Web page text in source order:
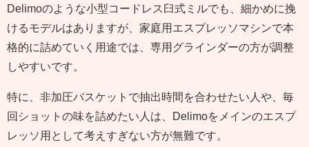
Delimoのような小型コードレス臼式ミルでも、細かめに挽
けるモデルはありますが、家庭用エスプレッソマシンで本
格的に詰めていく用途では、専用グラインダーの方が調整
しやすいです。
特に、非加圧バスケットで抽出時間を合わせたい人や、毎
回ショットの味を詰めたい人は、Delimoをメインのエスプ
レッソ用として考えすぎない方が無難です。